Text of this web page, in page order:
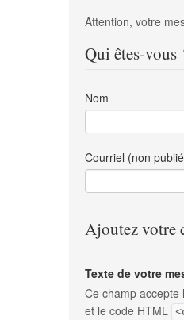
Attention, votre
Qui êtes-vous
Nom
Courriel (non
Ajoutez votre
Texte de votre
Ce champ accepte
et le code HTML